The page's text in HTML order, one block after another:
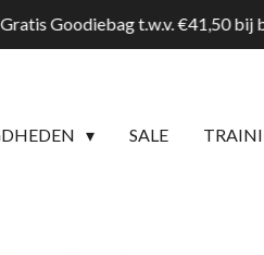
Goodiebag t.w.v. €41,50
SALE